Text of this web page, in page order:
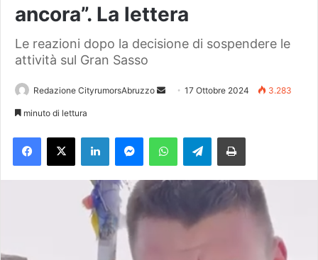
ancora”. La lettera
Le reazioni dopo la decisione di sospendere le
attività sul Gran Sasso
Redazione CityrumorsAbruzzo
a
17 Ottobre 2024 3.283
minuto di lettura
Telegram